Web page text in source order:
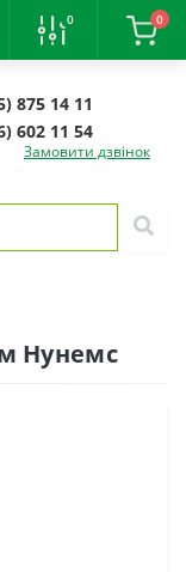
0 0
875 14 11
602 11 54
Замовити дзвінок
Нунемс